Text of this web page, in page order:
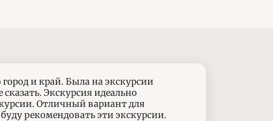
и край. Была на экскурсии
Экскурсия идеально
Отличный вариант для
рекомендовать эти экскурсии.